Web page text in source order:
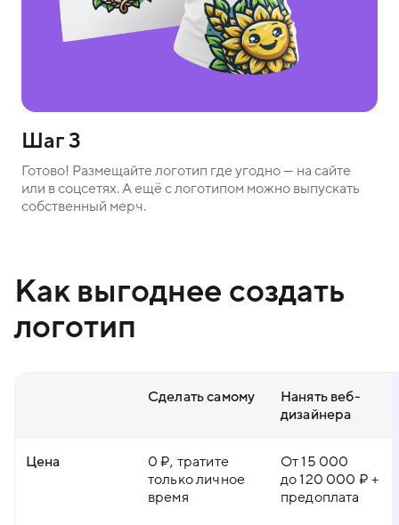
Шаг 3
Готово! Размещайте логотип где угодно — на сайте
или в соцсетях. А ещё с логотипом можно выпускать
собственный мерч.
Как выгоднее создать
логотип
Сделать самому
Нанять веб-
дизайнера
Цена
0 ₽, тратите
только личное
время
От 15 000
до 120 000 ₽ +
предоплата